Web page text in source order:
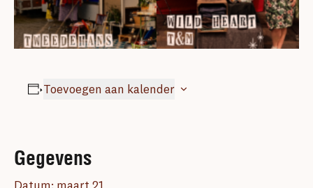
Toevoegen aan kalender
Gegevens
Datum: maart 21